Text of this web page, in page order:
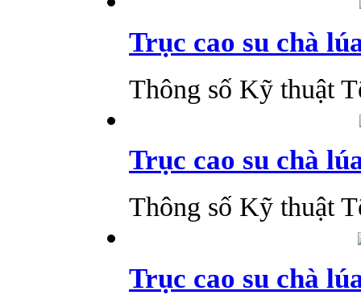
Trục cao su chà
Thông số Kỹ thuật
Trục cao su chà
Thông số Kỹ thuật
Trục cao su chà